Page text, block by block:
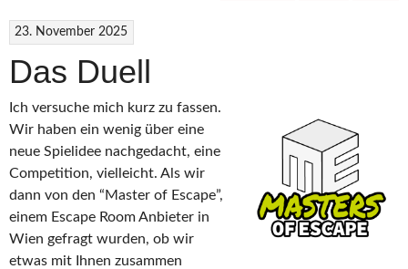
23. November 2025
Das Duell
Ich versuche mich kurz zu fassen.
Wir haben ein wenig über eine
neue Spielidee nachgedacht, eine
Competition, vielleicht. Als wir
dann von den “Master of Escape”,
einem Escape Room Anbieter in
Wien gefragt wurden, ob wir
etwas mit Ihnen zusammen